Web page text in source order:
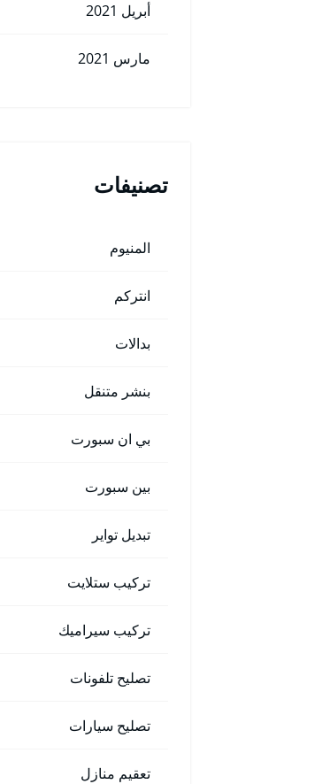
أبريل 2021
مارس 2021
تصنيفات
المنيوم
انتركم
بدالات
بنشر متنقل
بي ان سبورت
بين سبورت
تبديل تواير
تركيب ستلايت
تركيب سيراميك
تصليح تلفونات
تصليح سيارات
تعقيم منازل